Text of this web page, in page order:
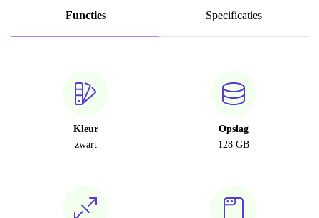
Functies Specificaties
Kleur
zwart
Opslag
128 GB